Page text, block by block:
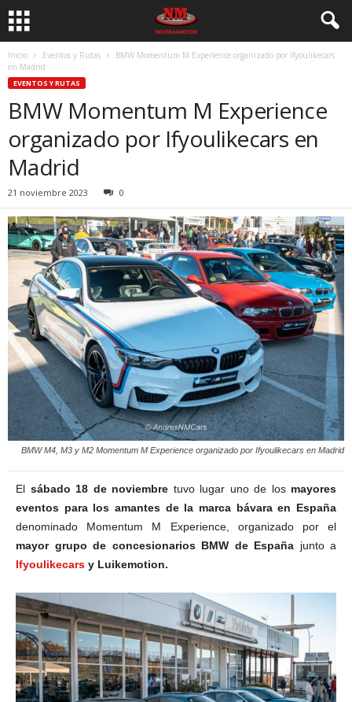
Inicio Eventos y Rutas
BMW Momentum M Experience organizado por Ifyoulikecars
en Madrid
EVENTOS Y RUTAS
BMW Momentum M Experience
organizado por Ifyoulikecars en
Madrid
21 noviembre 2023 0
BMW M4, M3 y M2 Momentum M Experience organizado por Ifyoulikecars en Madrid
El sábado 18 de noviembre tuvo lugar uno de los mayores
eventos para los amantes de la marca bávara en España
denominado Momentum M Experience, organizado por el
mayor grupo de concesionarios BMW de España junto a
Ifyoulikecars y Luikemotion.